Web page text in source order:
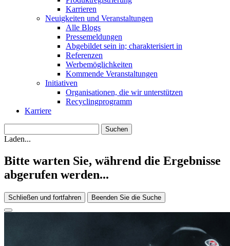
Karrieren
Neuigkeiten und Veranstaltungen
Alle Blogs
Pressemeldungen
Abgebildet sein in; charakterisiert in
Referenzen
Werbemöglichkeiten
Kommende Veranstaltungen
Initiativen
Organisationen, die wir unterstützen
Recyclingprogramm
Karriere
Laden...
Bitte warten Sie, während die Ergebnisse
abgerufen werden...
Schließen und fortfahren Beenden Sie die Suche